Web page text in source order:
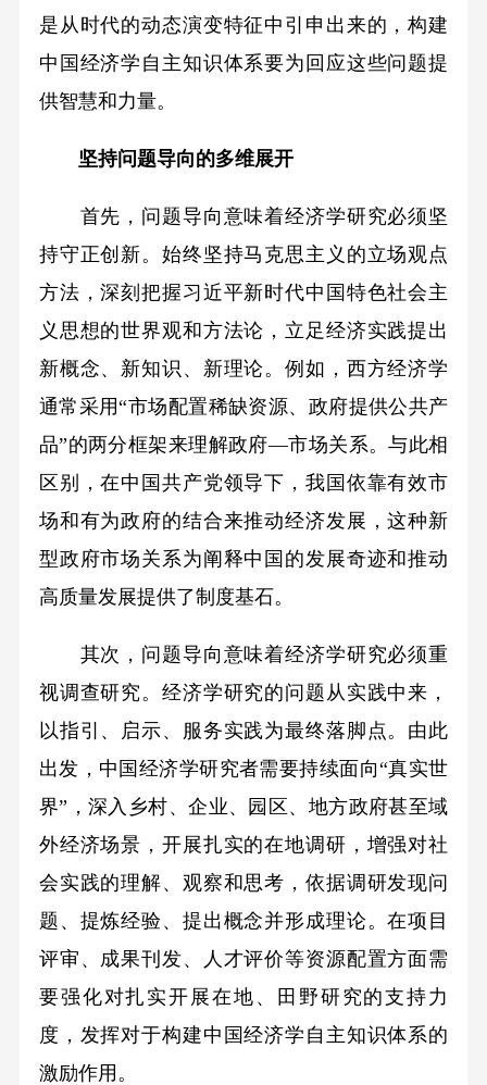
是从时代的动态演变特征中引申出来的，构建
中国经济学自主知识体系要为回应这些问题提
供智慧和力量。
坚持问题导向的多维展开
首先，问题导向意味着经济学研究必须坚
持守正创新。始终坚持马克思主义的立场观点
方法，深刻把握习近平新时代中国特色社会主
义思想的世界观和方法论，立足经济实践提出
新概念、新知识、新理论。例如，西方经济学
通常采用“市场配置稀缺资源、政府提供公共产
品”的两分框架来理解政府—市场关系。与此相
区别，在中国共产党领导下，我国依靠有效市
场和有为政府的结合来推动经济发展，这种新
型政府市场关系为阐释中国的发展奇迹和推动
高质量发展提供了制度基石。
其次，问题导向意味着经济学研究必须重
视调查研究。经济学研究的问题从实践中来，
以指引、启示、服务实践为最终落脚点。由此
出发，中国经济学研究者需要持续面向“真实世
界”，深入乡村、企业、园区、地方政府甚至域
外经济场景，开展扎实的在地调研，增强对社
会实践的理解、观察和思考，依据调研发现问
题、提炼经验、提出概念并形成理论。在项目
评审、成果刊发、人才评价等资源配置方面需
要强化对扎实开展在地、田野研究的支持力
度，发挥对于构建中国经济学自主知识体系的
激励作用。